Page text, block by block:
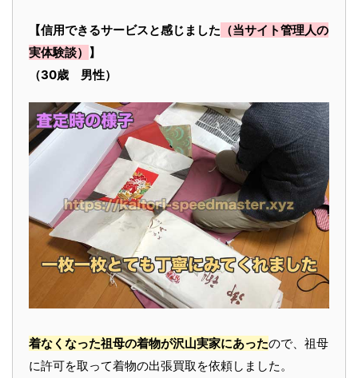
【信用できるサービスと感じました （当サイト管理人の
実体験談） 】
（30歳 男性）
着なくなった祖母の着物が沢山実家にあったので、祖母
に許可を取って着物の出張買取を依頼しました。